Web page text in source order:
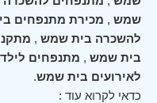
שמש , מכירת מתנפחים
להשכרה בית שמש ,
בית שמש , מתנפחים
לאירועים בית שמש.
כדאי לקרוא עוד :